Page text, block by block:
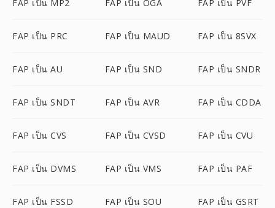
FAP เป็น MP2 FAP เป็น OGA FAP เป็น PVF
FAP เป็น PRC FAP เป็น MAUD FAP เป็น 8SVX
FAP เป็น AU FAP เป็น SND FAP เป็น SNDR
FAP เป็น SNDT FAP เป็น AVR FAP เป็น CDDA
FAP เป็น CVS FAP เป็น CVSD FAP เป็น CVU
FAP เป็น DVMS FAP เป็น VMS FAP เป็น PAF
FAP เป็น FSSD FAP เป็น SOU FAP เป็น GSRT